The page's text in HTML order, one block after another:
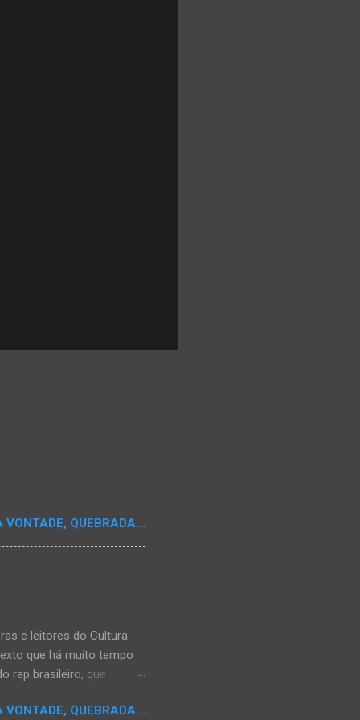
VONTADE, QUEBRADA...
e leitores do Cultura
que há muito tempo
rap brasileiro, que
a crença de que o
VONTADE, QUEBRADA...